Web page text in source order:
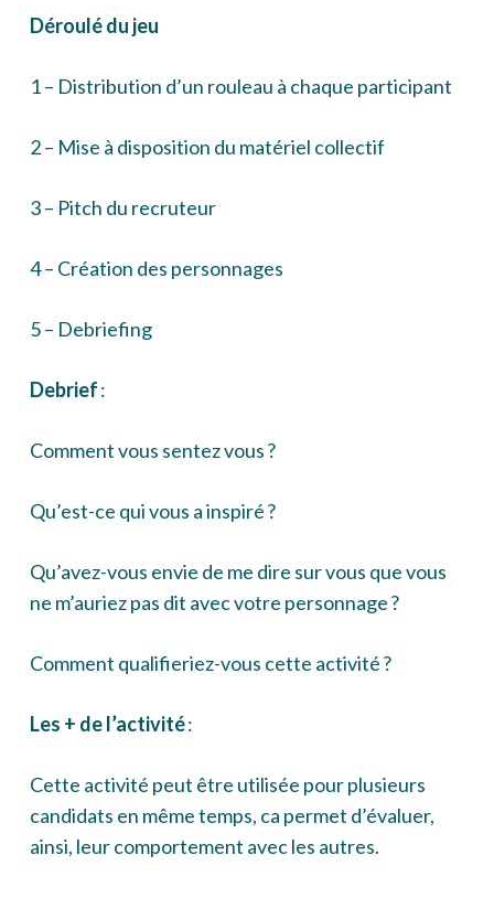
Déroulé du jeu
1 – Distribution d’un rouleau à chaque participant
2 – Mise à disposition du matériel collectif
3 – Pitch du recruteur
4 – Création des personnages
5 – Debriefing
Debrief:
Comment vous sentez vous ?
Qu’est-ce qui vous a inspiré ?
Qu’avez-vous envie de me dire sur vous que vous
ne m’auriez pas dit avec votre personnage ?
Comment qualifieriez-vous cette activité ?
Les + de l’activité:
Cette activité peut être utilisée pour plusieurs
candidats en même temps, ca permet d’évaluer,
ainsi, leur comportement avec les autres.